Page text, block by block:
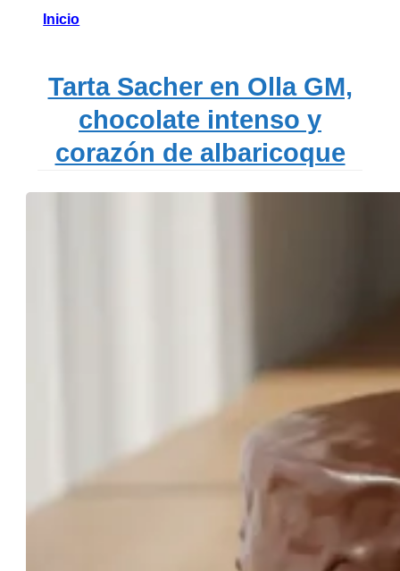
Inicio
Tarta Sacher en Olla GM,
chocolate intenso y
corazón de albaricoque